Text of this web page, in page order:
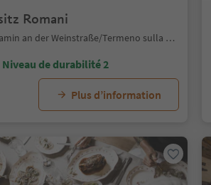
Romani
Tramin an der Weinstraße/Termeno sulla Strada del Vino, Alto Adige Wine Road
Niveau de durabilité 2
Plus d’information